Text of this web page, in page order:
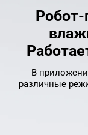
В
различные